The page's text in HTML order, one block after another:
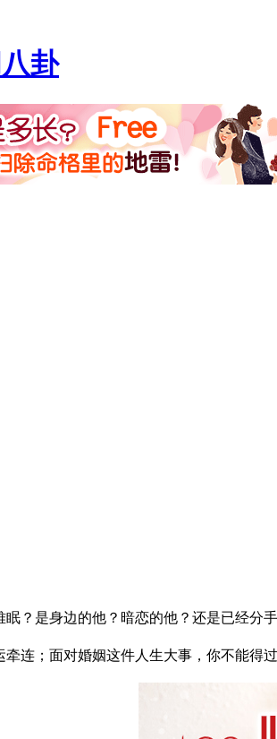
？是身边的他？暗恋的他？还是已经分
连；面对婚姻这件人生大事，你不能得